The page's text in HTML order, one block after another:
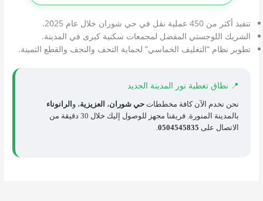
تنفيذ أكثر من 450 عملية نقل في حي شوران خلال عام 2025.
الشريك اللوجستي المفضل لمجمعات سكنية كبرى في المدينة.
تطوير نظام “التغليف الخماسي” لحماية التحف والنجف والقطع الثمينة.
📍 نطاق تغطية نور المدينة الجديد
نحن نخدم الآن كافة مخططاتحي شوران، العزيزية، و الرانوناء
بالمدينة المنورة. فريقنا مجهز للوصول إليك خلال 30 دقيقة من
الاتصال على 0504545835